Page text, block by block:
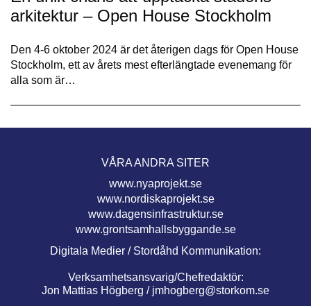
arkitektur – Open House Stockholm
Den 4-6 oktober 2024 är det återigen dags för Open House
Stockholm, ett av årets mest efterlängtade evenemang för
alla som är…
VÅRA ANDRA SITER
www.nyaprojekt.se
www.nordiskaprojekt.se
www.dagensinfrastruktur.se
www.grontsamhallsbyggande.se
Digitala Medier / Stordåhd Kommunikation:
Verksamhetsansvarig/Chefredaktör:
Jon Mattias Högberg / jmhogberg@storkom.se